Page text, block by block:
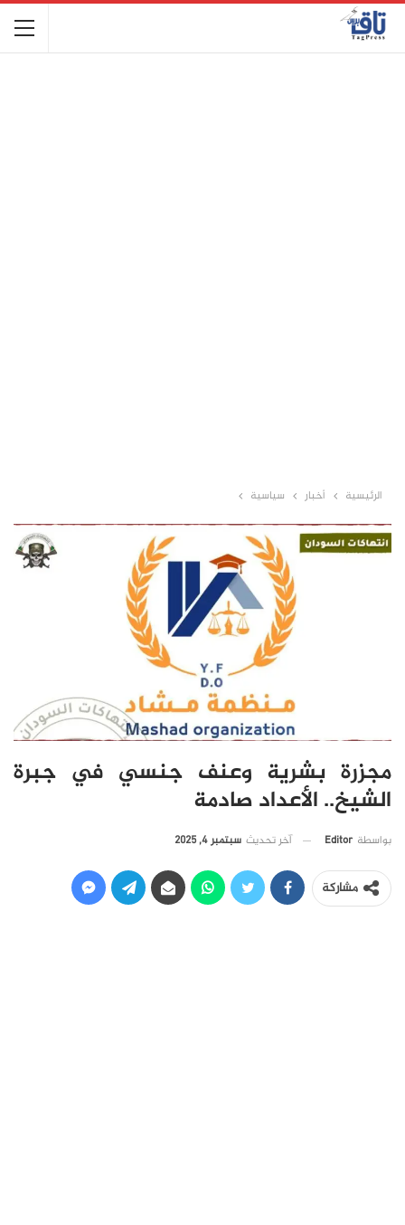
الرئيسية أخبار سياسية
مجزرة بشرية وعنف جنسي في جبرة
الشيخ.. الأعداد صادمة
بواسطة Editor آخر تحديث سبتمبر 4, 2025
مشاركة